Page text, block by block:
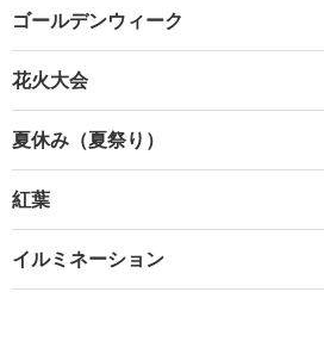
ゴールデンウィーク
花火大会
夏休み（夏祭り）
紅葉
イルミネーション